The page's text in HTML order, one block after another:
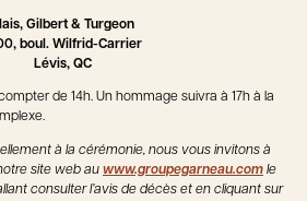
Gilbert & Turgeon
boul. Wilfrid-Carrier
Lévis, QC
de 14h. Un hommage suivra à 17h à la
à la cérémonie, nous vous invitons à
site web au www.groupegarneau.com le
consulter l’avis de décès et en cliquant sur